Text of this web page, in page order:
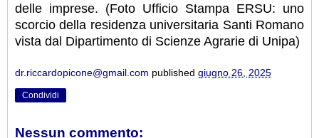
delle imprese. (Foto Ufficio Stampa ERSU: uno
scorcio della residenza universitaria Santi Romano
vista dal Dipartimento di Scienze Agrarie di Unipa)
dr.riccardopicone@gmail.com published giugno 26, 2025
Condividi
Nessun commento: